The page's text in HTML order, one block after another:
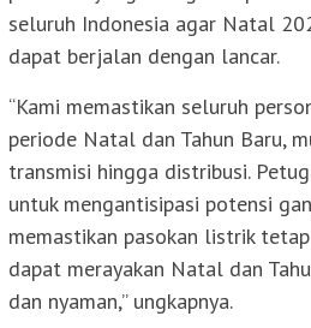
seluruh Indonesia agar Natal
dapat berjalan dengan lancar.
“Kami memastikan seluruh
periode Natal dan Tahun Baru,
transmisi hingga distribusi.
untuk mengantisipasi potensi
memastikan pasokan listrik
dapat merayakan Natal dan
dan nyaman,” ungkapnya.